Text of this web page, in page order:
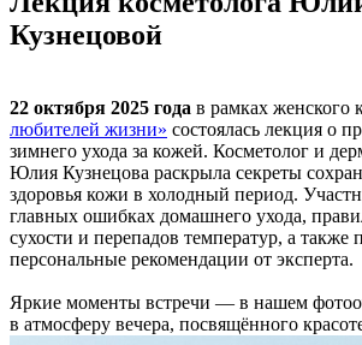
Кузнецовой
22 октября 2025 года в рамках женского
любителей жизни» состоялась лекция о
зимнего ухода за кожей. Косметолог и
Юлия Кузнецова раскрыла секреты
здоровья кожи в холодный период.
главных ошибках домашнего ухода,
сухости и перепадов температур, а также
персональные рекомендации от эксперта.
Яркие моменты встречи — в нашем
в атмосферу вечера, посвящённого